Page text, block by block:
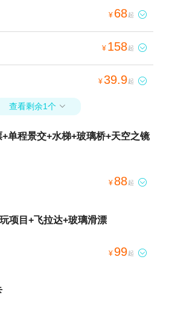
¥ 68起 
¥ 158起 
¥39.9起 
查看剩余1个 
单程景交+水梯+玻璃桥+天空之镜
¥ 88起 
项目+飞拉达+玻璃滑漂
¥ 99起 